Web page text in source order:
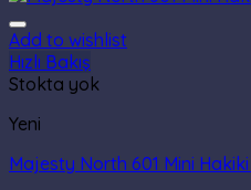
Add to wishlist
Hızlı Bakış
Stokta yok
Yeni
Majesty North 601 Mini